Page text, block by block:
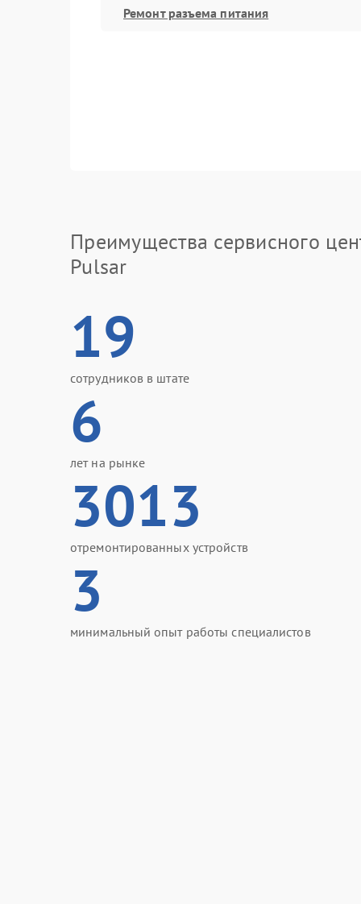
Ремонт разъема питания
Преимущества сервисного
Pulsar
19
сотрудников в штате
6
лет на рынке
3013
отремонтированных устройств
3
минимальный опыт работы специалистов